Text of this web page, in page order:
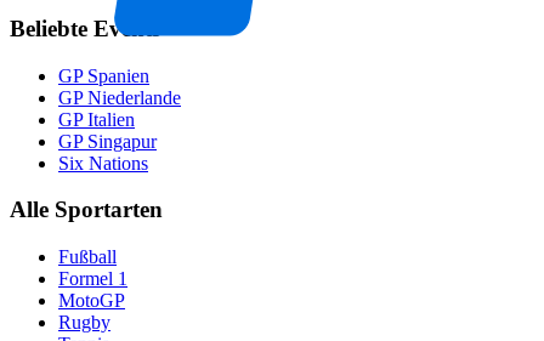
Beliebte Events
GP Spanien
GP Niederlande
GP Italien
GP Singapur
Six Nations
Alle Sportarten
Fußball
Formel 1
MotoGP
Rugby